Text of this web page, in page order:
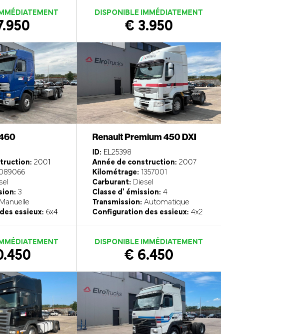
DISPONIBLE IMMÉDIATEMENT
€ 3.950
2001
3
Manuelle
essieux: 6x4
Renault Premium 450 DXI
ID: EL25398
Année de construction: 2007
Kilométrage: 1357001
Carburant: Diesel
Classe d' émission: 4
Transmission: Automatique
Configuration des essieux: 4x2
DISPONIBLE IMMÉDIATEMENT
€ 6.450